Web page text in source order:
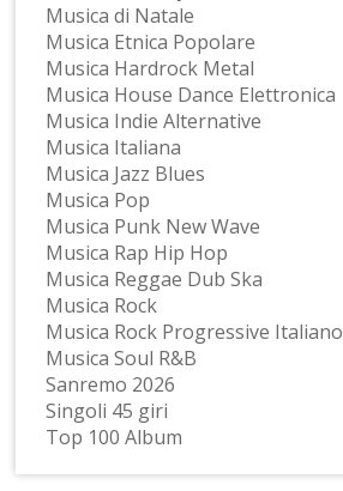
Musica di Natale
Musica Etnica Popolare
Musica Hardrock Metal
Musica House Dance Elettronica
Musica Indie Alternative
Musica Italiana
Musica Jazz Blues
Musica Pop
Musica Punk New Wave
Musica Rap Hip Hop
Musica Reggae Dub Ska
Musica Rock
Musica Rock Progressive Italiano
Musica Soul R&B
Sanremo 2026
Singoli 45 giri
Top 100 Album